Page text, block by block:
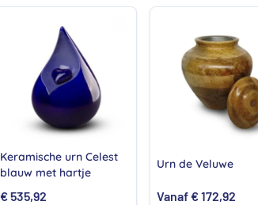
Keramische urn Celest
blauw met hartje
€535,92
Urn de Veluwe
Vanaf €172,92